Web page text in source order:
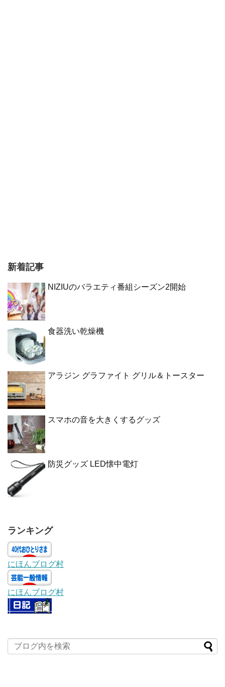
新着記事
NIZIUのバラエティ番組シーズン2開始
食器洗い乾燥機
アラジン グラファイト グリル＆トースター
スマホの音を大きくするグッズ
防災グッズ LED懐中電灯
ランキング
にほんブログ村
にほんブログ村